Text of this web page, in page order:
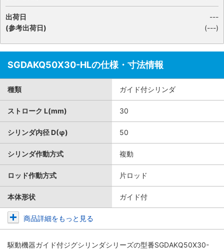
出荷日
(参考出荷日)
---
(---)
SGDAKQ50X30-HLの仕様・寸法情報
種類 ガイド付シリンダ
ストローク L(mm) 30
シリンダ内径 D(φ) 50
シリンダ作動方式 複動
ロッド作動方式 片ロッド
本体形状 ガイド付
商品詳細をもっと見る
駆動機器ガイド付ジグシリンダシリーズの型番SGDAKQ50X30-